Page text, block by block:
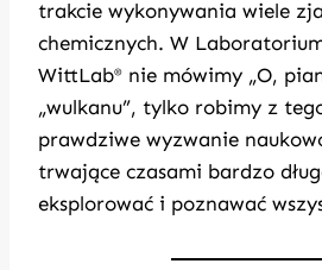
trakcie wykonywania wiele
chemicznych. W
WittLab®
nie mówimy „O,
„wulkanu”, tylko robimy z
prawdziwe wyzwanie
trwające czasami bardzo
eksplorować i poznawać